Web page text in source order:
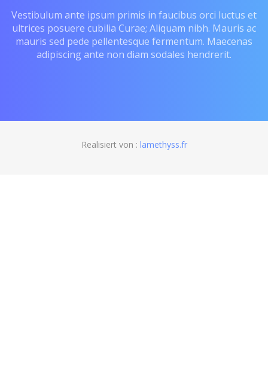
Vestibulum ante ipsum primis in faucibus orci luctus et
ultrices posuere cubilia Curae; Aliquam nibh. Mauris ac
mauris sed pede pellentesque fermentum. Maecenas
adipiscing ante non diam sodales hendrerit.
Realisiert von : lamethyss.fr